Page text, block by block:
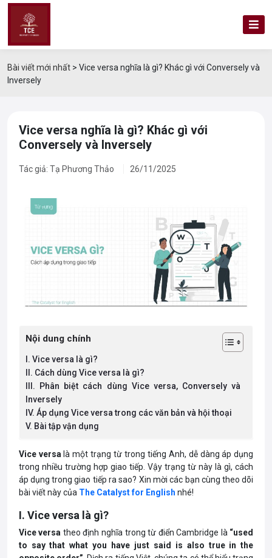
Bài viết mới nhất > Vice versa nghĩa là gì? Khác gì với Conversely và
Inversely
Vice versa nghĩa là gì? Khác gì với
Conversely và Inversely
Tác giả: Tạ Phương Thảo 26/11/2025
Nội dung chính
I. Vice versa là gì?
II. Cách dùng Vice versa là gì?
III. Phân biệt cách dùng Vice versa, Conversely và
Inversely
IV. Áp dụng Vice versa trong các văn bản và hội thoại
V. Bài tập vận dụng
Vice versa là một trạng từ trong tiếng Anh, dễ dàng áp dụng
trong nhiều trường hợp giao tiếp. Vậy trạng từ này là gì, cách
áp dụng trong giao tiếp ra sao? Xin mời các bạn cùng theo dõi
bài viết này của The Catalyst for English nhé!
I. Vice versa là gì?
Vice versa theo định nghĩa trong từ điển Cambridge là “used
to say that what you have just said is also true in the